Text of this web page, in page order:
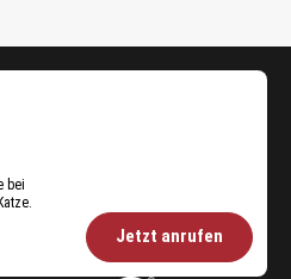
bei
Jetzt anrufen